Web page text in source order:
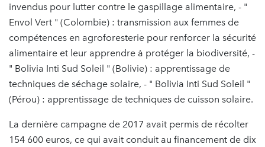
invendus pour lutter contre le gaspillage alimentaire, - "
Envol Vert " (Colombie) : transmission aux femmes de
compétences en agroforesterie pour renforcer la sécurité
alimentaire et leur apprendre à protéger la biodiversité, -
" Bolivia Inti Sud Soleil " (Bolivie) : apprentissage de
techniques de séchage solaire, - " Bolivia Inti Sud Soleil "
(Pérou) : apprentissage de techniques de cuisson solaire.
La dernière campagne de 2017 avait permis de récolter
154 600 euros, ce qui avait conduit au financement de dix